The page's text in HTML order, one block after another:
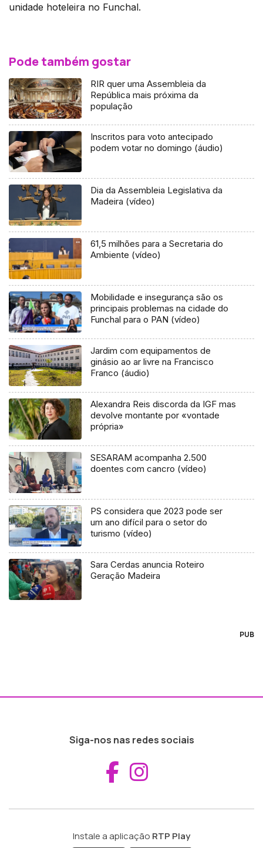
unidade hoteleira no Funchal.
Pode também gostar
RIR quer uma Assembleia da
República mais próxima da
população
Inscritos para voto antecipado
podem votar no domingo (áudio)
Dia da Assembleia Legislativa da
Madeira (vídeo)
61,5 milhões para a Secretaria do
Ambiente (vídeo)
Mobilidade e insegurança são os
principais problemas na cidade do
Funchal para o PAN (vídeo)
Jardim com equipamentos de
ginásio ao ar livre na Francisco
Franco (áudio)
Alexandra Reis discorda da IGF mas
devolve montante por «vontade
própria»
SESARAM acompanha 2.500
doentes com cancro (vídeo)
PS considera que 2023 pode ser
um ano difícil para o setor do
turismo (vídeo)
Sara Cerdas anuncia Roteiro
Geração Madeira
PUB
Siga-nos nas redes sociais
Aceder ao
Instale a aplicação RTP Play